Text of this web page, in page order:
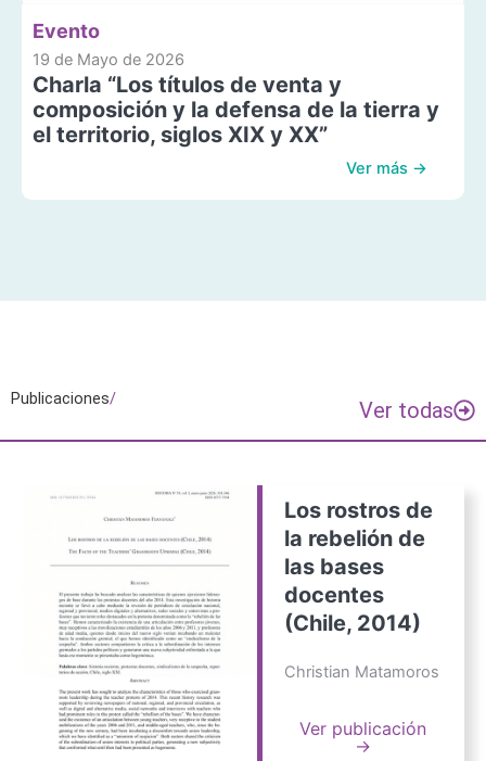
Evento
19 de Mayo de 2026
Charla “Los títulos de venta y
composición y la defensa de la tierra y
el territorio, siglos XIX y XX”
Ver más →
Publicaciones/ Ver todas
Los rostros de
la rebelión de
las bases
docentes
(Chile, 2014)
Christian Matamoros
Ver publicación
→